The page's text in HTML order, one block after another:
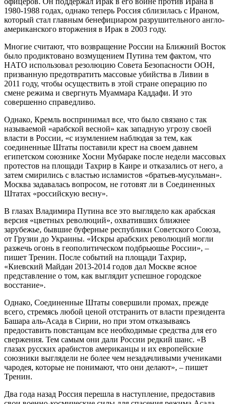
1980-1988 годах, однако теперь Россия сблизилась с Ираном,
который стал главным бенефициаром разрушительного англо-
американского вторжения в Ирак в 2003 году.
Многие считают, что возвращение России на Ближний Восток
было продиктовано возмущением Путина тем фактом, что
НАТО использовал резолюцию Совета Безопасности ООН,
призванную предотвратить массовые убийства в Ливии в
2011 году, чтобы осуществить в этой стране операцию по
смене режима и свергнуть Муаммара Каддафи. И это
совершенно справедливо.
Однако, Кремль воспринимал все, что было связано с так
называемой «арабской весной» как западную угрозу своей
власти в России, «с изумлением наблюдая за тем, как
соединенные Штаты поставили крест на своем давнем
египетском союзнике Хосни Мубараке после недели массовых
протестов на площади Тахрир в Каире и отказались от него, а
затем смирились с властью исламистов «братьев-мусульман».
Москва задавалась вопросом, не готовят ли в Соединенных
Штатах «российскую весну».
В глазах Владимира Путина все это выглядело как арабская
версия «цветных революций», охвативших ближнее
зарубежье, бывшие буферные республики Советского Союза,
от Грузии до Украины. «Искры арабских революций могли
разжечь огонь в геополитическом подбрьюшье России», –
пишет Тренин. После событий на площади Тахрир,
«Киевский Майдан 2013-2014 годов дал Москве ясное
представление о том, как выглядит успешное городское
восстание».
Однако, Соединенные Штаты совершили промах, прежде
всего, стремясь любой ценой отстранить от власти президента
Башара аль-Асада в Сирии, но при этом отказываясь
предоставить повстанцам все необходимые средства для его
свержения. Тем самым они дали России редкий шанс. «В
глазах русских арабистов американцы и их европейские
союзники выглядели не более чем незадачливыми учениками
чародея, которые не понимают, что они делают», – пишет
Тренин.
Два года назад Россия перешла в наступление, предоставив